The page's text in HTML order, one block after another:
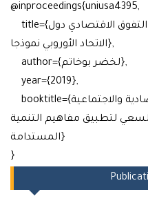
@inproceedings{uniusa4395,
title={الاقتصاد الدائري كمدخل لتحقيق التفوق الاقتصادي دول
الاتحاد الأوروبي نموذجا},
author={لخضر بوخاتم},
year={2019},
booktitle={الملتقى الدولي: تقييم الأثار الاقتصادية والاجتماعية
لتطبيق مفاهيم التنمية
المستدامة}
}